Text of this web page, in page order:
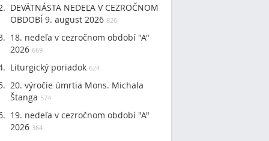
DEVÄTNÁSTA NEDEĽA V CEZROČNOM
OBDOBÍ 9. august 2026 826
18. nedeľa v cezročnom období "A"
2026 669
Liturgický poriadok 624
20. výročie úmrtia Mons. Michala
Štanga 574
19. nedeľa v cezročnom období "A"
2026 364